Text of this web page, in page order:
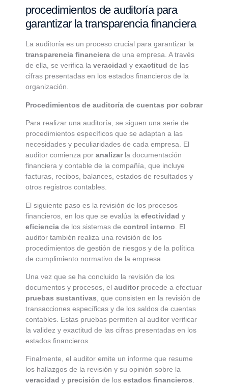
procedimientos de auditoría para
garantizar la transparencia financiera
La auditoría es un proceso crucial para garantizar la
transparencia financiera de una empresa. A través
de ella, se verifica la veracidad y exactitud de las
cifras presentadas en los estados financieros de la
organización.
Procedimientos de auditoría de cuentas por cobrar
Para realizar una auditoría, se siguen una serie de
procedimientos específicos que se adaptan a las
necesidades y peculiaridades de cada empresa. El
auditor comienza por analizarla documentación
financiera y contable de la compañía, que incluye
facturas, recibos, balances, estados de resultados y
otros registros contables.
El siguiente paso es la revisión de los procesos
financieros, en los que se evalúa la efectividad y
eficiencia de los sistemas de control interno . El
auditor también realiza una revisión de los
procedimientos de gestión de riesgos y de la política
de cumplimiento normativo de la empresa.
Una vez que se ha concluido la revisión de los
documentos y procesos, el auditorprocede a efectuar
pruebas sustantivas , que consisten en la revisión de
transacciones específicas y de los saldos de cuentas
contables. Estas pruebas permiten al auditor verificar
la validez y exactitud de las cifras presentadas en los
estados financieros.
Finalmente, el auditor emite un informe que resume
los hallazgos de la revisión y su opinión sobre la
veracidad y precisión de los estados financieros.